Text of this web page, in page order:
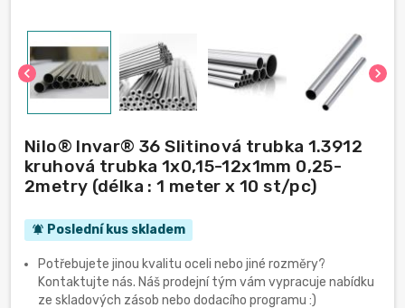
chevron_left chevron_right
Nilo® Invar® 36 Slitinová trubka 1.3912
kruhová trubka 1x0,15-12х1mm 0,25-
2metry (délka : 1 meter x 10 st/pc)
notifications_active Poslední kus skladem
Potřebujete jinou kvalitu oceli nebo jiné rozměry?
Kontaktujte nás. Náš prodejní tým vám vypracuje nabídku
ze skladových zásob nebo dodacího programu :)